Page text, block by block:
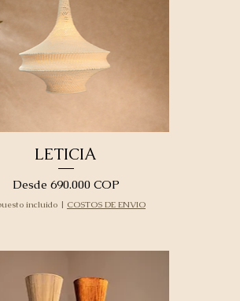
LETICIA
Desde 690.000 COP
Precio de oferta
incluido| COSTOS DE ENVIO